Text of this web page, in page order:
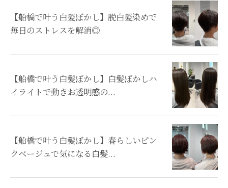
【船橋で叶う白髪ぼかし】脱白髪染めで
毎日のストレスを解消◎
【船橋で叶う白髪ぼかし】白髪ぼかしハ
イライトで動きお透明感の...
【船橋で叶う白髪ぼかし】春らしいピン
クベージュで気になる白髪...